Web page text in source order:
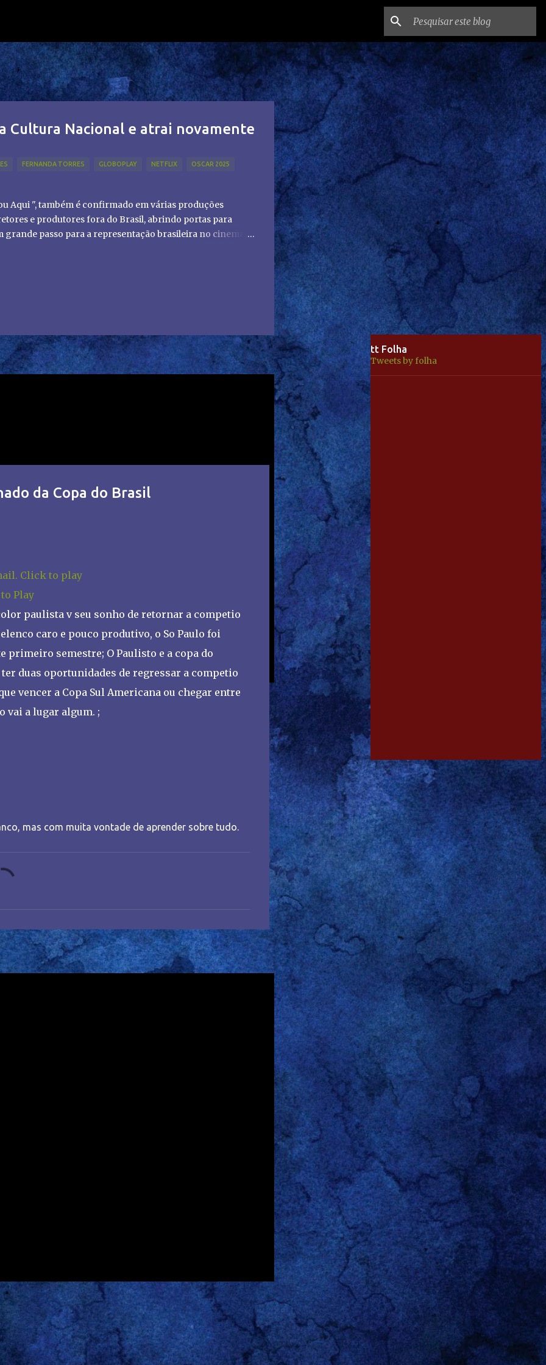
Cultura Nacional e atrai novamente
FERNANDA TORRES GLOBOPLAY NETFLIX OSCAR 2025
Aqui ", também é confirmado em várias produções
e produtores fora do Brasil, abrindo portas para
passo para a representação brasileira no cinema
da Copa do Brasil
Play
paulista v seu sonho de retornar a competio
caro e pouco produtivo, o So Paulo foi
primeiro semestre; O Paulisto e a copa do
duas oportunidades de regressar a competio
vencer a Copa Sul Americana ou chegar entre
vai a lugar algum. ;
mas com muita vontade de aprender sobre tudo.
tt Folha
Tweets by folha